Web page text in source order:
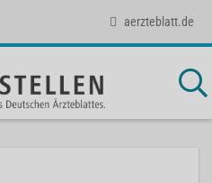
aerzteblatt.de